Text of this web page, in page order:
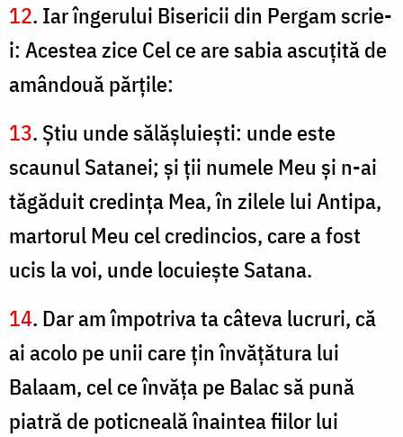
12. Iar îngerului Bisericii din Pergam scrie-
i: Acestea zice Cel ce are sabia ascuţită de
amândouă părţile:
13. Ştiu unde sălăşluieşti: unde este
scaunul Satanei; şi ţii numele Meu şi n-ai
tăgăduit credinţa Mea, în zilele lui Antipa,
martorul Meu cel credincios, care a fost
ucis la voi, unde locuieşte Satana.
14. Dar am împotriva ta câteva lucruri, că
ai acolo pe unii care ţin învăţătura lui
Balaam, cel ce învăţa pe Balac să pună
piatră de poticneală înaintea fiilor lui